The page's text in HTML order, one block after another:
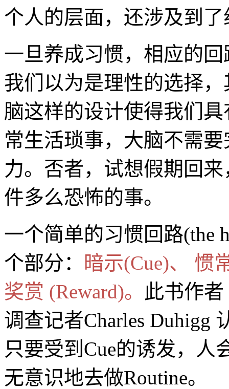
个人的层面，还涉及到
一旦养成习惯，相应的
我们以为是理性的选择
脑这样的设计使得我们
常生活琐事，大脑不需
力。否者，试想假期回
件多么恐怖的事。
一个简单的习惯回路(the
个部分：
暗示(Cue)、 惯
奖赏 (Reward)。 此书作
调查记者Charles Duhigg
只要受到Cue的诱发，人
无意识地去做Routine。